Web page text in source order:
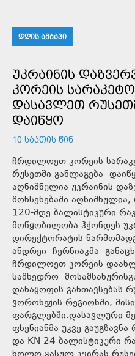
ᲓᲦᲘᲡ ᲐᲛᲑᲐᲕᲘ
ᲣᲙᲠᲐᲘᲜᲘᲡ
ᲙᲝᲠᲔᲘᲡ
ᲓᲐᲡᲐᲕᲚᲔᲗ
ᲓᲐᲘᲬᲧᲝ
10 ᲡᲐᲐᲗᲘᲡ ᲬᲘᲜ
ჩრდილოეთ კორეის
რუსეთში განლაგება
აღნიშნულია უკრაინის
მოხსენებაში
120-მდე ბალისტიკური
მოწყობილობა
დირექტორატის
ანდრეი ჩერნიაკმა
ჩრდილოეთ კორეის
სამხედრო
დანაყოფის განთავსებას
ვორონეჟის რეგიონში,
ფარგლებში.დასავლური
ფხენიანმა უკვე
და KN-24 ბალისტიკური